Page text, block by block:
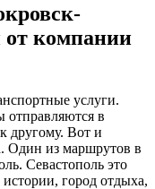
от компании
услуги.
в
другому. Вот и
Один из маршрутов в
Севастополь это
город отдыха,